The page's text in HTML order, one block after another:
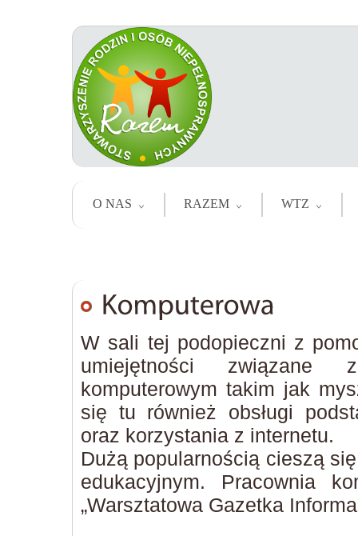
O NAS RAZEM WTZ
W sali tej podopieczni z
umiejętności związane
komputerowym takim jak
się tu również obsługi
oraz korzystania z internetu.
Dużą popularnością cieszą
edukacyjnym. Pracownia
„Warsztatowa Gazetka